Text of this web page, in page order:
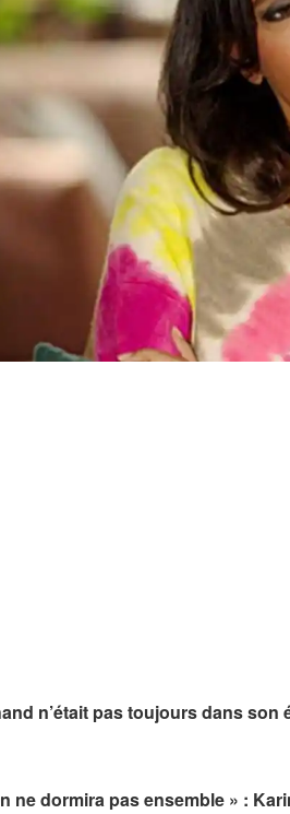
n’était pas toujours dans
ne dormira pas ensemble » :